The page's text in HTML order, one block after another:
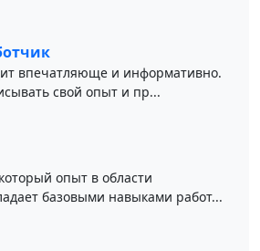
впечатляюще и информативно.
свой опыт и пр...
опыт в области
базовыми навыками работ...